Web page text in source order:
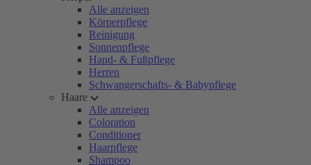
Alle anzeigen
Körperpflege
Reinigung
Sonnenpflege
Hand- & Fußpflege
Herren
Schwangerschafts- & Babypflege
Haare
Alle anzeigen
Coloration
Conditioner
Haarpflege
Shampoo